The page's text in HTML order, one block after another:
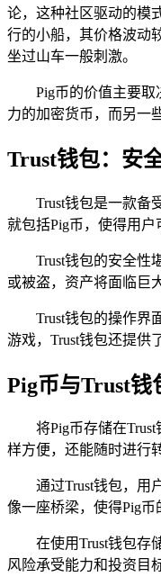
论，这种社区驱动的模
行的小船，其价格波动
坐过山车一般刺激。
Pig币的价值主要
力的加密货币，而另一
Trust钱包：安
Trust钱包是一款备
就包括Pig币，使得用
Trust钱包的安全性
或被盗，资产将面临巨
Trust钱包的操作界
游戏，Trust钱包还提供
Pig币与Trust钱
将Pig币存储在
样方便，还能随时进行
通过Trust钱包，用
像一座桥梁，使得Pig
在使用Trust钱包存
风险承受能力和投资目